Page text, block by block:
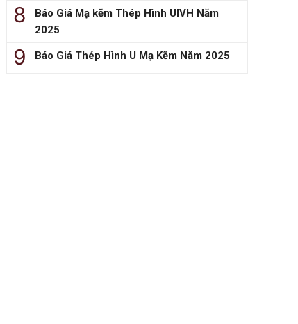
Báo Giá Mạ kẽm Thép Hình UIVH Năm
2025
Báo Giá Thép Hình U Mạ Kẽm Năm 2025